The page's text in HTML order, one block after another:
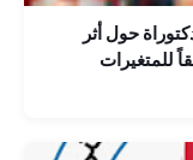
حول أثر
للمتغيرات